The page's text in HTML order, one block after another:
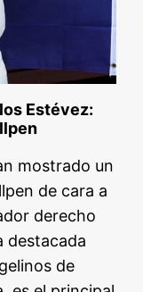
Estévez:
mostrado un
de cara a
derecho
destacada
de